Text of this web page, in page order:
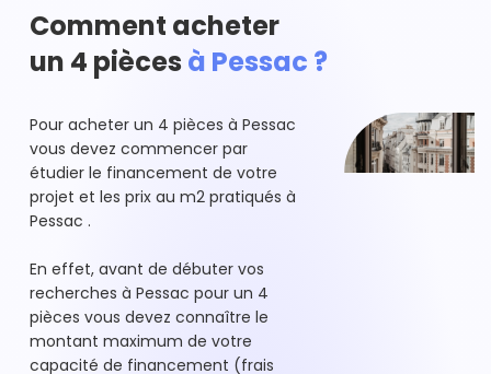
Comment acheter
un 4 pièces à Pessac ?
Pour acheter un 4 pièces à Pessac
vous devez commencer par
étudier le financement de votre
projet et les prix au m2 pratiqués à
Pessac .
En effet, avant de débuter vos
recherches à Pessac pour un 4
pièces vous devez connaître le
montant maximum de votre
capacité de financement (frais